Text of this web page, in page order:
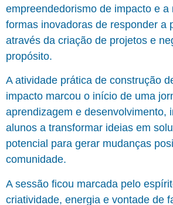
empreendedorismo de impacto e a
formas inovadoras de responder a
através da criação de projetos e
propósito.
A atividade prática de construção
impacto marcou o início de uma
aprendizagem e desenvolvimento,
alunos a transformar ideias em
potencial para gerar mudanças
comunidade.
A sessão ficou marcada pelo
criatividade, energia e vontade de